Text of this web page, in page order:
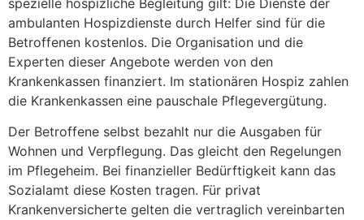
ambulanten Hospizdienste durch Helfer sind für die
Betroffenen kostenlos. Die Organisation und die
Experten dieser Angebote werden von den
Krankenkassen finanziert. Im stationären Hospiz zahlen
die Krankenkassen eine pauschale Pflegevergütung.
Der Betroffene selbst bezahlt nur die Ausgaben für
Wohnen und Verpflegung. Das gleicht den Regelungen
im Pflegeheim. Bei finanzieller Bedürftigkeit kann das
Sozialamt diese Kosten tragen. Für privat
Krankenversicherte gelten die vertraglich vereinbarten